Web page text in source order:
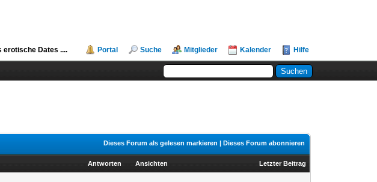
erotische Dates .... Portal Suche Mitglieder Kalender Hilfe
Dieses Forum als gelesen markieren |Dieses Forum abonnieren
Antworten Ansichten Letzter Beitrag